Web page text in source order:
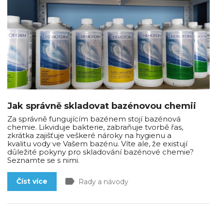
Jak správně skladovat bazénovou chemii
Za správně fungujícím bazénem stojí bazénová
chemie. Likviduje bakterie, zabraňuje tvorbě řas,
zkrátka zajišťuje veškeré nároky na hygienu a
kvalitu vody ve Vašem bazénu. Víte ale, že existují
důležité pokyny pro skladování bazénové chemie?
Seznamte se s nimi.
Číst více label Rady a návody